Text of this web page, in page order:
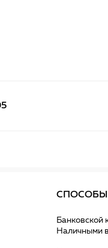
Банковской
Наличными